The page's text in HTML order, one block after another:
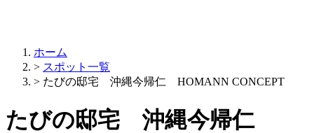
ホーム
> スポット一覧
> たびの邸宅 沖縄今帰仁 HOMANN CONCEPT
たびの邸宅 沖縄今帰仁